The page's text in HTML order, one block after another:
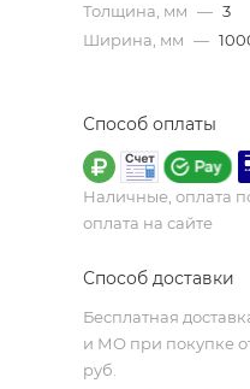
Толщина, мм — 3
Ширина, мм —
Способ оплаты
Наличные, оплата
оплата на сайте
Способ доставки
Бесплатная
и МО при покупке
руб.